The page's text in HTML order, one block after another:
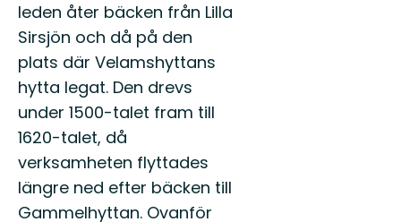
leden åter bäcken från Lilla
Sirsjön och då på den
plats där Velamshyttans
hytta legat. Den drevs
under 1500-talet fram till
1620-talet, då
verksamheten flyttades
längre ned efter bäcken till
Gammelhyttan. Ovanför